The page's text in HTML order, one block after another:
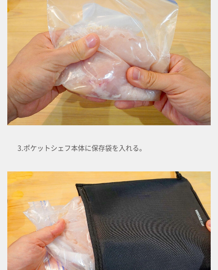
3.ポケットシェフ本体に保存袋を入れる。